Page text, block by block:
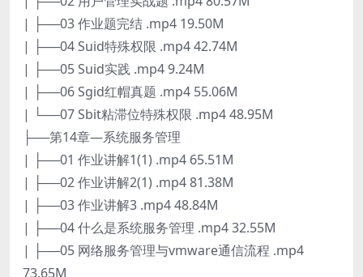
| ├──03 作业题完结 .mp4 19.50M
| ├──04 Suid特殊权限 .mp4 42.74M
| ├──05 Suid实践 .mp4 9.24M
| ├──06 Sgid红帽真题 .mp4 55.06M
| └──07 Sbit粘滞位特殊权限 .mp4 48.95M
├──第14章—系统服务管理
| ├──01 作业讲解1(1) .mp4 65.51M
| ├──02 作业讲解2(1) .mp4 81.38M
| ├──03 作业讲解3 .mp4 48.84M
| ├──04 什么是系统服务管理 .mp4 32.55M
| ├──05 网络服务管理与vmware通信流程 .mp4
73.65M